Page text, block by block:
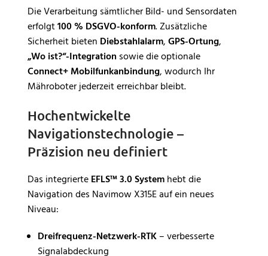
Die Verarbeitung sämtlicher Bild- und Sensordaten
erfolgt100 % DSGVO-konform. Zusätzliche
Sicherheit bieten Diebstahlalarm,GPS-Ortung,
„Wo ist?“-Integration sowie die optionale
Connect+ Mobilfunkanbindung, wodurch Ihr
Mähroboter jederzeit erreichbar bleibt.
Hochentwickelte
Navigationstechnologie –
Präzision neu definiert
Das integrierteEFLS™ 3.0 Systemhebt die
Navigation des Navimow X315E auf ein neues
Niveau:
Dreifrequenz-Netzwerk-RTK– verbesserte
Signalabdeckung